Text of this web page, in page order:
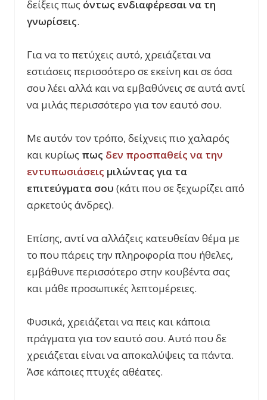
δείξεις πως όντως ενδιαφέρεσαι να τη
γνωρίσεις.
Για να το πετύχεις αυτό, χρειάζεται να
εστιάσεις περισσότερο σε εκείνη και σε όσα
σου λέει αλλά και να εμβαθύνεις σε αυτά αντί
να μιλάς περισσότερο για τον εαυτό σου.
Με αυτόν τον τρόπο, δείχνεις πιο χαλαρός
και κυρίως πως δεν προσπαθείς να την
εντυπωσιάσεις μιλώντας για τα
επιτεύγματα σου (κάτι που σε ξεχωρίζει από
αρκετούς άνδρες).
Επίσης, αντί να αλλάζεις κατευθείαν θέμα με
το που πάρεις την πληροφορία που ήθελες,
εμβάθυνε περισσότερο στην κουβέντα σας
και μάθε προσωπικές λεπτομέρειες.
Φυσικά, χρειάζεται να πεις και κάποια
πράγματα για τον εαυτό σου. Αυτό που δε
χρειάζεται είναι να αποκαλύψεις τα πάντα.
Άσε κάποιες πτυχές αθέατες.